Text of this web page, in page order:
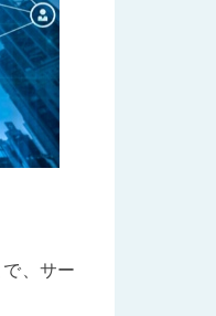
、サー